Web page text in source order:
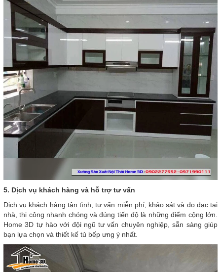
5. Dịch vụ khách hàng và hỗ trợ tư vấn
Dịch vụ khách hàng tận tình, tư vấn miễn phí, khảo sát và đo đạc tại
nhà, thi công nhanh chóng và đúng tiến độ là những điểm cộng lớn.
Home 3D tự hào với đội ngũ tư vấn chuyên nghiệp, sẵn sàng giúp
bạn lựa chọn và thiết kế tủ bếp ưng ý nhất.